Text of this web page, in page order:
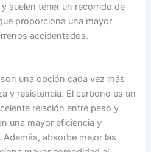
suelen tener un recorrido de
proporciona una mayor
accidentados.
una opción cada vez más
y resistencia. El carbono es un
relación entre peso y
una mayor eficiencia y
absorbe mejor las